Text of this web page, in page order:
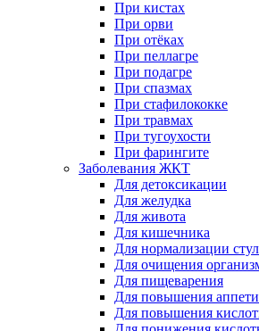
При кистах
При орви
При отёках
При пеллагре
При подагре
При спазмах
При стафилококке
При травмах
При тугоухости
При фарингите
Заболевания ЖКТ
Для детоксикации
Для желудка
Для живота
Для кишечника
Для нормализации
Для очищения
Для пищеварения
Для повышения
Для повышения